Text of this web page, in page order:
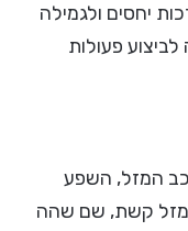
יחסים ולגמילה
פעולות
המזל, השפע
עובר בתאריך 2.12.19 ממזל קשת, שם שהה